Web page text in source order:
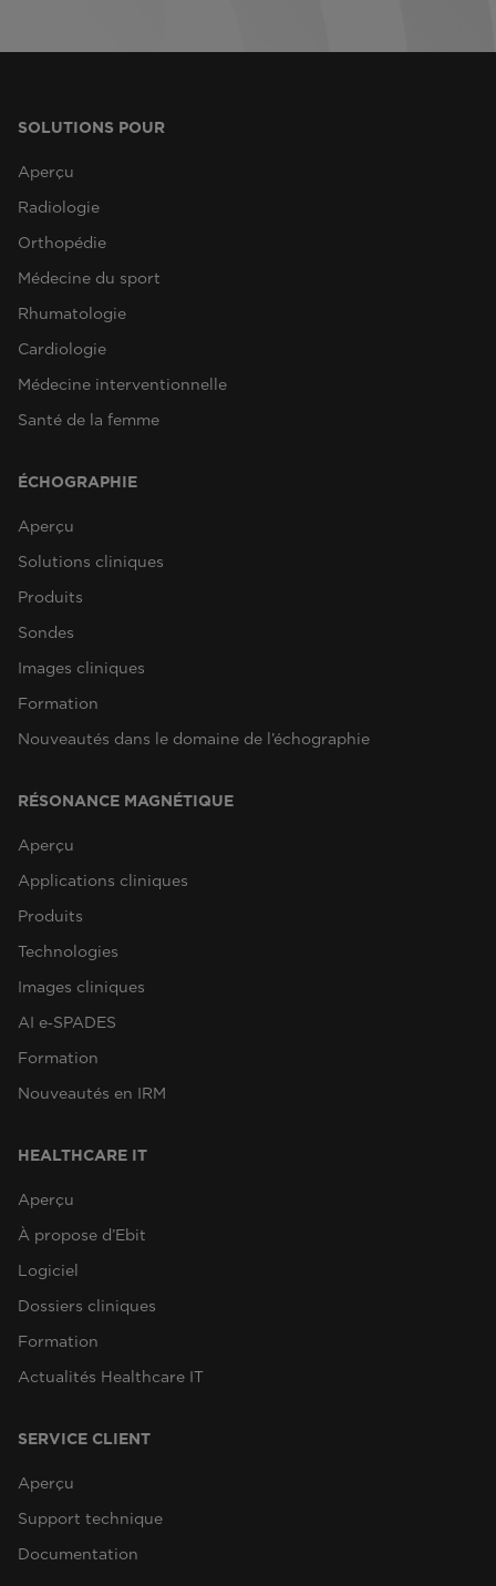
SOLUTIONS POUR
Aperçu
Radiologie
Orthopédie
Médecine du sport
Rhumatologie
Cardiologie
Médecine interventionnelle
Santé de la femme
ÉCHOGRAPHIE
Aperçu
Solutions cliniques
Produits
Sondes
Images cliniques
Formation
Nouveautés dans le domaine de l’échographie
RÉSONANCE MAGNÉTIQUE
Aperçu
Applications cliniques
Produits
Technologies
Images cliniques
AI e‑SPADES
Formation
Nouveautés en IRM
HEALTHCARE IT
Aperçu
À propose d’Ebit
Logiciel
Dossiers cliniques
Formation
Actualités Healthcare IT
SERVICE CLIENT
Aperçu
Support technique
Documentation